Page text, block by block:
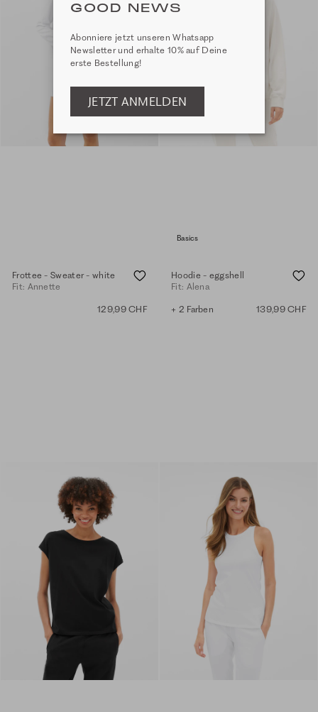
Frottee - Sweater - white
Fit: Annette
129,99 CHF
Basics
Hoodie - eggshell
Fit: Alena
+ 2 Farben 139,99 CHF
GOOD NEWS
Abonniere jetzt unseren Whatsapp
Newsletter und erhalte 10% auf Deine
erste Bestellung!
JETZT ANMELDEN